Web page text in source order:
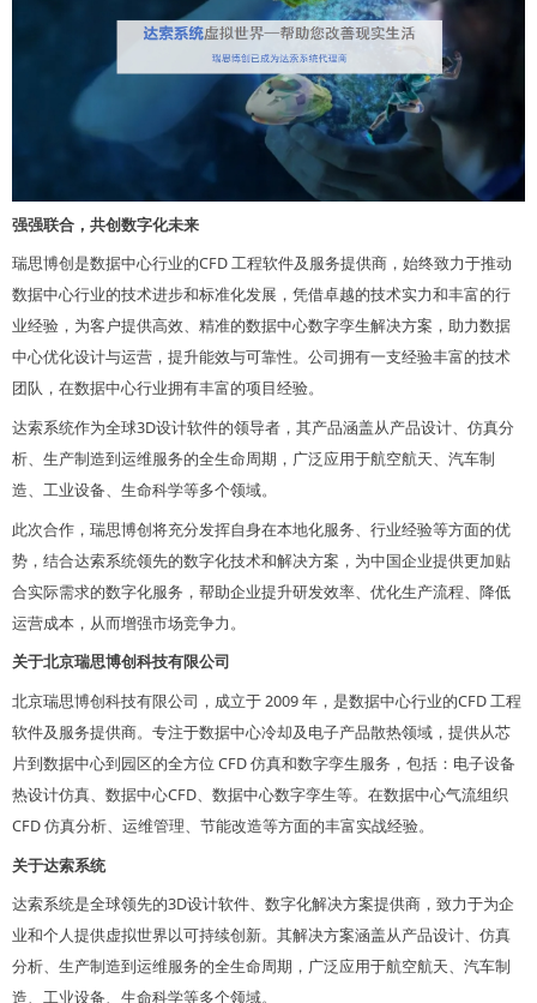
强强联合，共创数字化未来
瑞思博创是数据中心行业的CFD 工程软件及服务提供商，始终致力于推动
数据中心行业的技术进步和标准化发展 ，凭借卓越的技术实力和丰富的行
业经验，为客户提供高效、精准的数据中心数字孪生解决方案，助力数据
中心优化设计与运营，提升能效与可靠性。 公司拥有一支经验丰富的技术
团队，在数据中心行业拥有丰富的项目经验。
达索系统作为全球3D设计软件的领导者，其产品涵盖从产品设计、仿真分
析、生产制造到运维服务的全生命周期，广泛应用于航空航天、汽车制
造、工业设备、生命科学等多个领域。
此次合作，瑞思博创将充分发挥自身在本地化服务、行业经验等方面的优
势，结合达索系统领先的数字化技术和解决方案，为中国企业提供更加贴
合实际需求的数字化服务，帮助企业提升研发效率、优化生产流程、降低
运营成本，从而增强市场竞争力。
关于北京瑞思博创科技有限公司
北京瑞思博创科技有限公司，成立于2009 年，是数据中心行业的CFD 工程
软件及服务提供商。专注于数据中心冷却及电子产品散热领域，提供从芯
片到数据中心到园区的全方位 CFD 仿真和数字孪生服务，包括：电子设备
热设计仿真、 数据中心CFD、 数据中心数字孪生等。在数据中心气流组织
CFD 仿真分析、运维管理、节能改造等方面的丰富实战经验。
关于达索系统
达索系统是全球领先的3D设计软件、数字化解决方案提供商，致力于为企
业和个人提供虚拟世界以可持续创新。其解决方案涵盖从产品设计、仿真
分析、生产制造到运维服务的全生命周期，广泛应用于航空航天、汽车制
造、工业设备、生命科学等多个领域。